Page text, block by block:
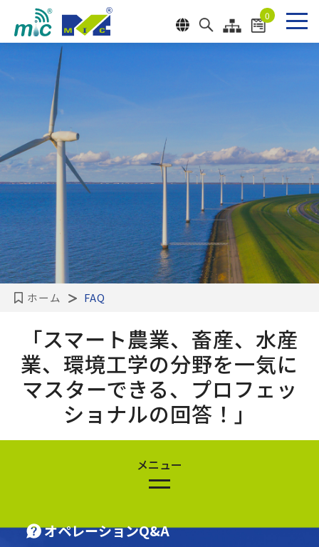
0
ホーム FAQ
「スマート農業、畜産、水産
業、環境工学の分野を一気に
マスターできる、プロフェッ
ショナルの回答！」
土壌計
オペレーションQ&A
クッキー利用の管理について